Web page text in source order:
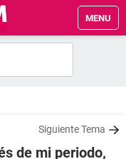
MENU
Siguiente Tema
de mi periodo,